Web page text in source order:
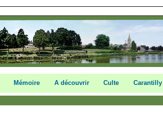
Mémoire A découvrir Culte